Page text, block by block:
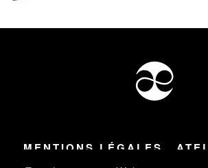
MENTIONS LÉGALES